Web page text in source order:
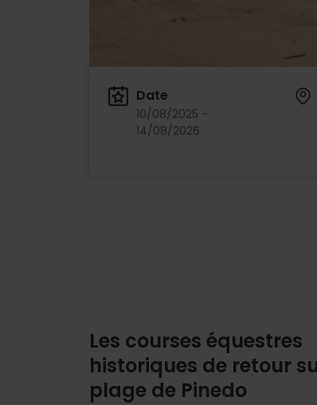
Date
10/08/2025 -
14/08/2026
Les courses équestres
historiques de retour
plage de Pinedo